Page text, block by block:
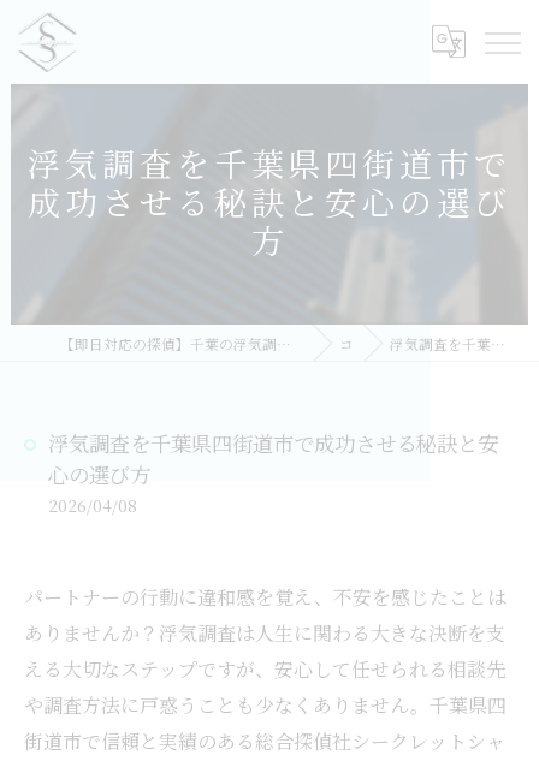
浮気調査を千葉県四街道市で
成功させる秘訣と安心の選び
方
【即日対応の探偵】千葉の浮気調査｜相談無料・比較しておすすめ／総合探偵社シークレットシャドー 千葉オフィス コラム 浮気調査を千葉県四街道市で成功させる秘訣と安心の選び方
浮気調査を千葉県四街道市で成功させる秘訣と安
心の選び方
2026/04/08
パートナーの行動に違和感を覚え、不安を感じたことは
ありませんか？浮気調査は人生に関わる大きな決断を支
える大切なステップですが、安心して任せられる相談先
や調査方法に戸惑うことも少なくありません。千葉県四
街道市で信頼と実績のある総合探偵社シークレットシャ